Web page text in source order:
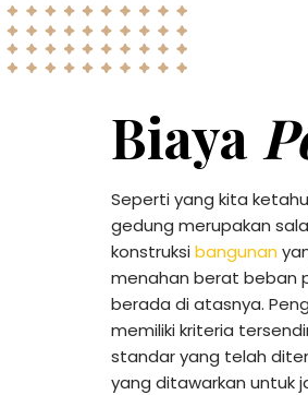
Biaya
Seperti yang kita
gedung merupakan
konstruksibangunan
menahan berat beban
berada di atasnya.
memiliki kriteria
standar yang telah
yang ditawarkan untuk